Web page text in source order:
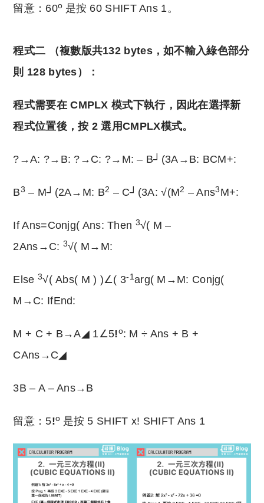
留意：60o 是按 60 SHIFT Ans 1。
程式二 （複數版共132 bytes，如不輸入綠色部分
則 128 bytes）：
程式需要在 CMPLX 模式下執行，因此在選擇新
程式位置後，按 2 選用CMPLX模式。
?→A: ?→B: ?→C: ?→M: – B┘(3A→B: BCM+:
B3 – M┘(2A→M: B2 – C┘(3A: √(M2 – Ans3 M+:
If Ans=Conjg( Ans: Then 3√( M –
2Ans→C: 3√( M→M:
Else 3√( Abs( M ) )∠( 3-1arg( M→M: Conjg(
M→C: IfEnd:
M + C + B→A◢ 1∠5!o: M ÷ Ans + B +
CAns→C◢
3B – A – Ans→B
留意：5!o 是按 5 SHIFT x! SHIFT Ans 1